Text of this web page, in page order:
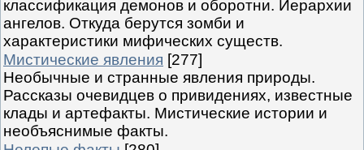
классификация демонов и оборотни. Иерархии
ангелов. Откуда берутся зомби и
характеристики мифических существ.
Мистические явления [277]
Необычные и странные явления природы.
Рассказы очевидцев о привидениях, известные
клады и артефакты. Мистические истории и
необъяснимые факты.